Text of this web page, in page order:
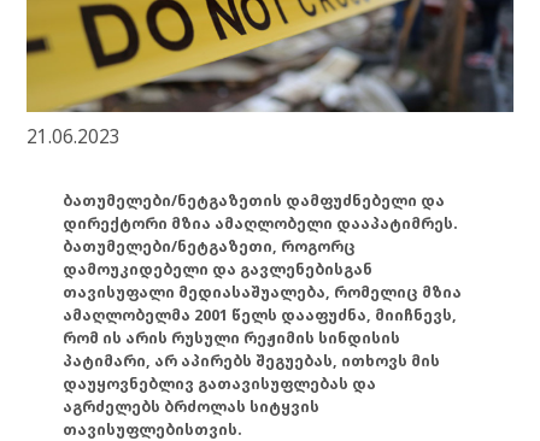
21.06.2023
ბათუმელები/ნეტგაზეთის დამფუძნებელი და
დირექტორი მზია ამაღლობელი დააპატიმრეს.
ბათუმელები/ნეტგაზეთი, როგორც
დამოუკიდებელი და გავლენებისგან
თავისუფალი მედიასაშუალება, რომელიც მზია
ამაღლობელმა 2001 წელს დააფუძნა, მიიჩნევს,
რომ ის არის რუსული რეჟიმის სინდისის
პატიმარი, არ აპირებს შეგუებას, ითხოვს მის
დაუყოვნებლივ გათავისუფლებას და
აგრძელებს ბრძოლას სიტყვის
თავისუფლებისთვის.